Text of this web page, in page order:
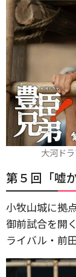
大河ド
第５回「嘘
小牧山城に拠
御前試合を開
ライバル・前